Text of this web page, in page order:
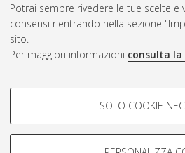
Potrai sempre rivedere le tue scelte e
consensi rientrando nella sezione
sito.
Per maggiori informazioni consulta la
COOKIE DI PROFILAZIONE -
Si tratta di cookie utilizzati per
navigazione degli utenti, creare profili in
SOLO COOKIE
Rss 2.0
AMS Laurea
Impostazioni Cookie
Informativa sulla privacy
Condizioni d’uso del sito